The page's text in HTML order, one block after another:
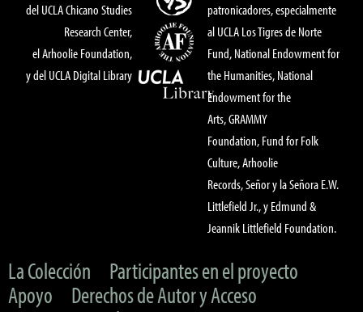
del UCLA Chicano Studies
Research Center,
el Arhoolie Foundation,
y del UCLA Digital Library
patronicadores, especialmente
al UCLA Los Tigres de Norte
Fund, National Endowment for
the Humanities, National
Endowment for the
Arts, GRAMMY
Foundation, Fund for Folk
Culture, Arhoolie
Records, Señor y la Señora E.W.
Littlefield Jr., y Edmund &
Jeannik Littlefield Foundation.
La Colección
Participantes en el proyecto
Apoyo
Derechos de Autor y Acceso